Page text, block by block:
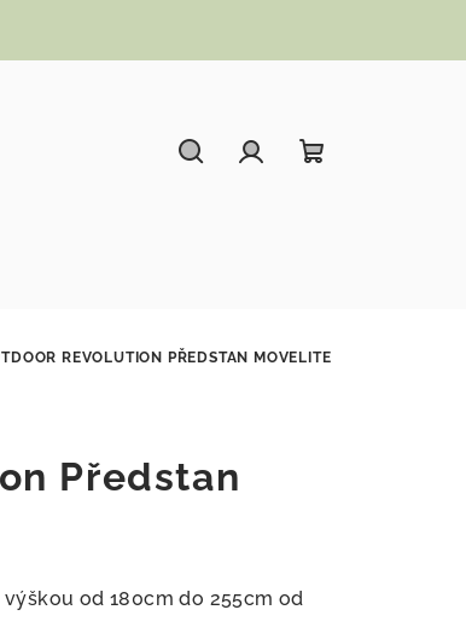
REVOLUTION PŘEDSTAN MOVELITE
Předstan
od 180cm do 255cm od